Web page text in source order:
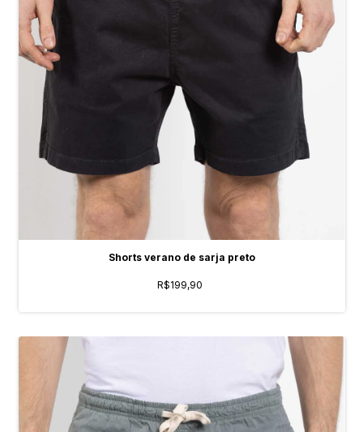
Shorts verano de sarja preto
R$199,90